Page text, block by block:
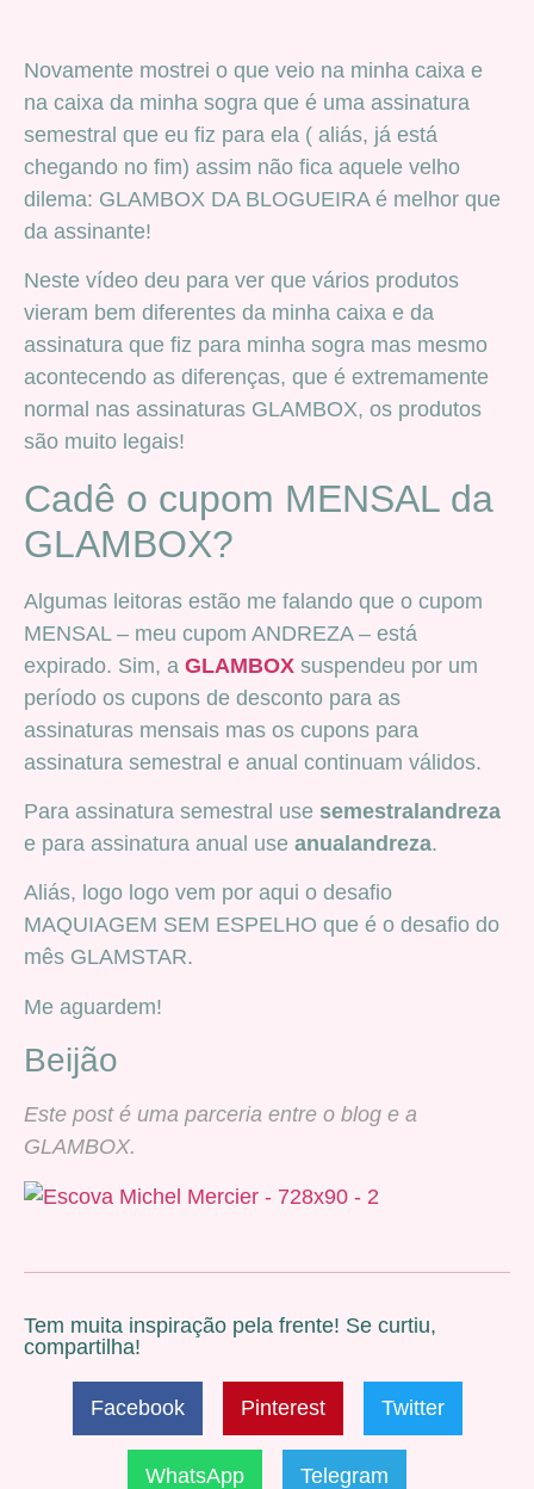
Novamente mostrei o que veio na minha caixa e
na caixa da minha sogra que é uma assinatura
semestral que eu fiz para ela ( aliás, já está
chegando no fim) assim não fica aquele velho
dilema: GLAMBOX DA BLOGUEIRA é melhor que
da assinante!
Neste vídeo deu para ver que vários produtos
vieram bem diferentes da minha caixa e da
assinatura que fiz para minha sogra mas mesmo
acontecendo as diferenças, que é extremamente
normal nas assinaturas GLAMBOX, os produtos
são muito legais!
Cadê o cupom MENSAL da
GLAMBOX?
Algumas leitoras estão me falando que o cupom
MENSAL – meu cupom ANDREZA – está
expirado. Sim, a GLAMBOX suspendeu por um
período os cupons de desconto para as
assinaturas mensais mas os cupons para
assinatura semestral e anual continuam válidos.
Para assinatura semestral use semestralandreza
e para assinatura anual use anualandreza.
Aliás, logo logo vem por aqui o desafio
MAQUIAGEM SEM ESPELHO que é o desafio do
mês GLAMSTAR.
Me aguardem!
Beijão
Este post é uma parceria entre o blog e a
GLAMBOX.
Tem muita inspiração pela frente! Se curtiu,
compartilha!
Facebook Pinterest Twitter
WhatsApp Telegram